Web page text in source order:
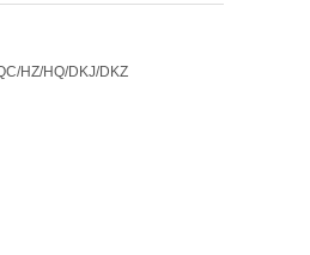
HZ/HQ/DKJ/DKZ